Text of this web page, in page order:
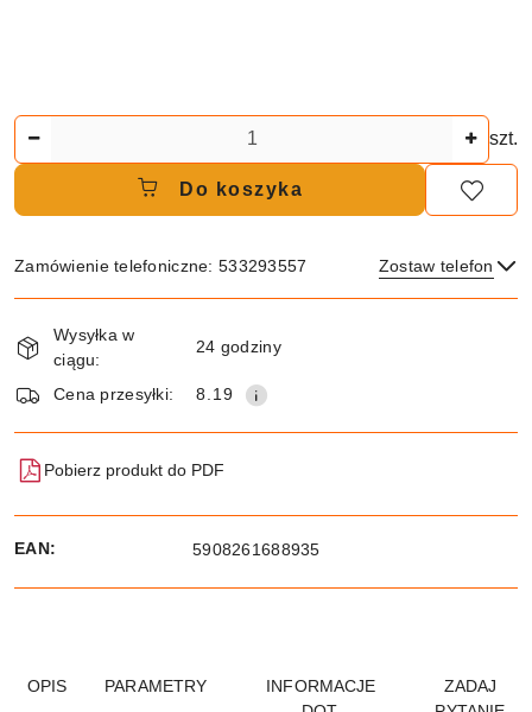
szt.
Do koszyka
Zamówienie telefoniczne: 533293557 Zostaw telefon
i
dostawa
Wysyłka w
ciągu:
24 godziny
Cena przesyłki: 8.19
Pobierz produkt do PDF
EAN: 5908261688935
OPIS PARAMETRY
INFORMACJE
ZADAJ